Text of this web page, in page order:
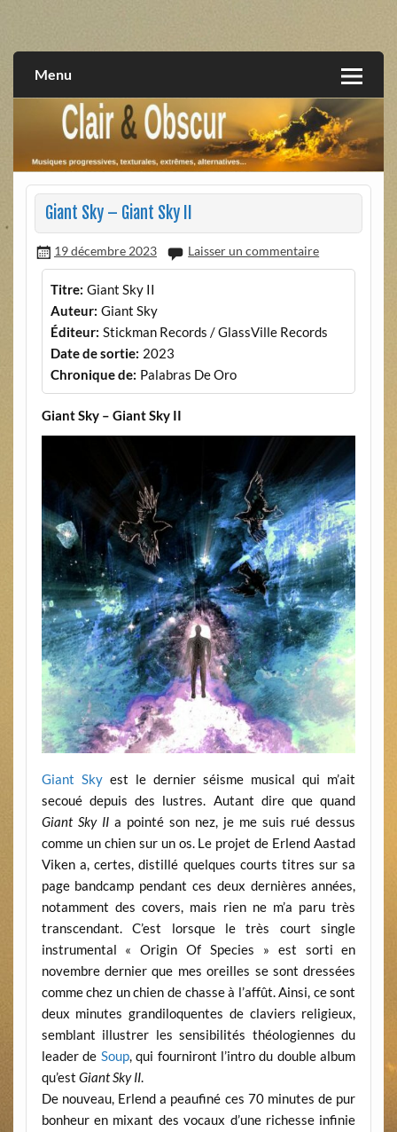
extrêmes, alternatives, texturales
Menu
Giant Sky – Giant Sky II
19 décembre 2023 Laisser un commentaire
Titre: Giant Sky II
Auteur: Giant Sky
Éditeur: Stickman Records / GlassVille Records
Date de sortie: 2023
Chronique de: Palabras De Oro
Giant Sky – Giant Sky II
Giant Skyest le dernier séisme musical qui m’ait
secoué depuis des lustres. Autant dire que quand
Giant Sky IIa pointé son nez, je me suis rué dessus
comme un chien sur un os. Le projet de Erlend Aastad
Viken a, certes, distillé quelques courts titres sur sa
page bandcamp pendant ces deux dernières années,
notamment des covers, mais rien ne m’a paru très
transcendant. C’est lorsque le très court single
instrumental « Origin Of Species » est sorti en
novembre dernier que mes oreilles se sont dressées
comme chez un chien de chasse à l’affût. Ainsi, ce sont
deux minutes grandiloquentes de claviers religieux,
semblant illustrer les sensibilités théologiennes du
leader de Soup, qui fourniront l’intro du double album
qu’est Giant Sky II.
De nouveau, Erlend a peaufiné ces 70 minutes de pur
bonheur en mixant des vocaux d’une richesse infinie